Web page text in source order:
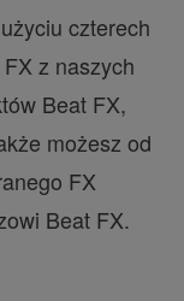
czterech
z naszych
Beat FX,
możesz od
FX
Beat FX.